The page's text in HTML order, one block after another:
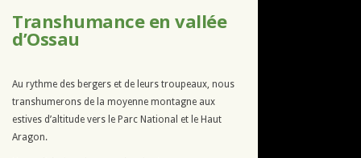
Transhumance en vallée
d’Ossau
Au rythme des bergers et de leurs troupeaux, nous
transhumerons de la moyenne montagne aux
estives d’altitude vers le Parc National et le Haut
Aragon.